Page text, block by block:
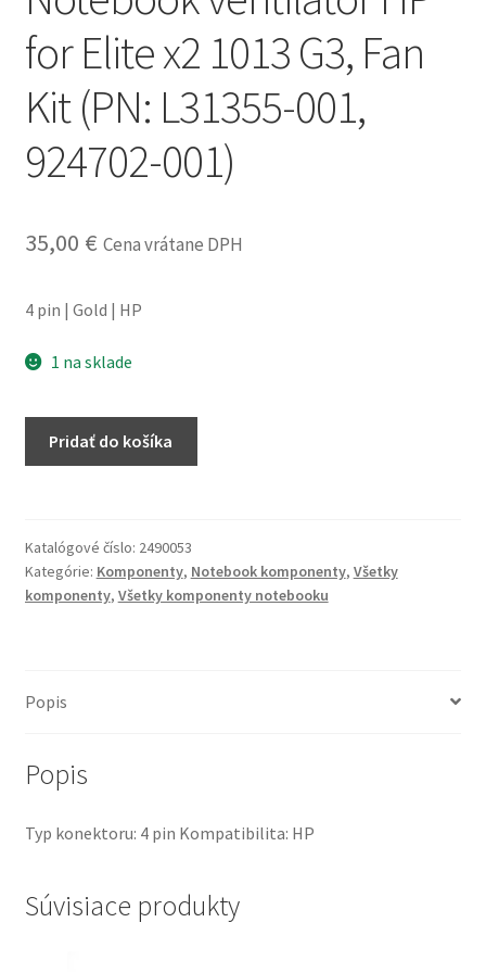
podmienky
Wishlist
for Elite x2 1013 G3, Fan
Kit (PN: L31355-001,
924702-001)
35,00 € Cena vrátane DPH
4 pin | Gold | HP
1 na sklade
množstvo
for
Elite
x2
Kit
001,
001)
Pridať do košíka
Katalógové číslo: 2490053
Kategórie: Komponenty, Notebook komponenty, Všetky
komponenty, Všetky komponenty notebooku
Popis
Popis
Typ konektoru: 4 pin Kompatibilita: HP
Súvisiace produkty